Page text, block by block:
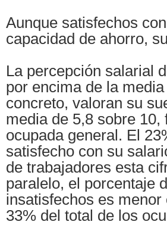
Aunque satisfechos
capacidad de ahorro,
La percepción salarial
por encima de la
concreto, valoran su
media de 5,8 sobre
ocupada general. El
satisfecho con su
de trabajadores esta
paralelo, el porcentaje
insatisfechos es
33% del total de los